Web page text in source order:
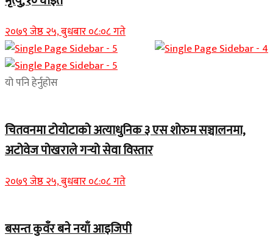
२०७९ जेष्ठ २५, बुधबार ०८:०८ गते
यो पनि हेर्नुहोस
चितवनमा टोयोटाको अत्याधुनिक ३ एस शोरुम सञ्चालनमा,
अटोवेज पोखराले गर्‍यो सेवा विस्तार
२०७९ जेष्ठ २५, बुधबार ०८:०८ गते
बसन्त कुवँर बने नयाँ आइजिपी